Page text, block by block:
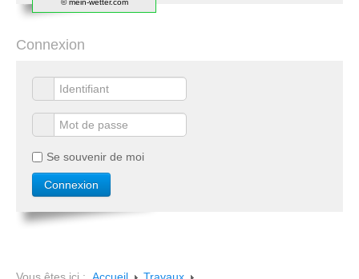
© mein-wetter.com
Connexion
Se souvenir de moi